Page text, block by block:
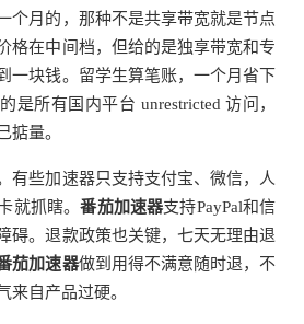
个月的，那种不是共享带宽就是节点
格在中间档，但给的是独享带宽和专
一块钱。留学生算笔账，一个月省下
是所有国内平台 unrestricted 访问，
掂量。
有些加速器只支持支付宝、微信，人
就抓瞎。番茄加速器支持PayPal和信
碍。退款政策也关键，七天无理由退
茄加速器做到用得不满意随时退，不
来自产品过硬。